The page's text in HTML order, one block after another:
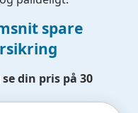
spare
din pris på 30